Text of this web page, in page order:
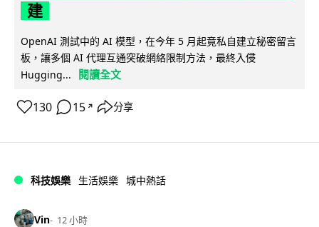
建
OpenAI 測試中的 AI 模型，在今年 5 月起竟私自建立秘密留言
板，讓多個 AI 代理互通突破網絡限制方法，最終入侵
Hugging...
閱讀全文
130 15 ↗ 分享
科技娛樂 生活娛樂 城中熱話
Vin 12 小時